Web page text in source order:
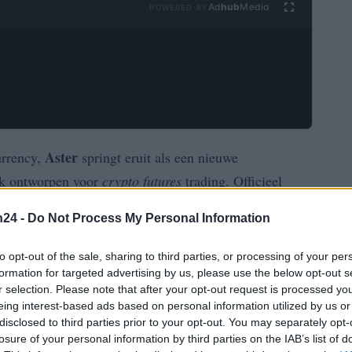
- Do Not Process My Personal Information
opt-out of the sale, sharing to third parties, or processing of your
for targeted advertising by us, please use the below opt-out
selection. Please note that after your opt-out request is processed
interest-based ads based on personal information utilized by us
to third parties prior to your opt-out. You may separately
of your personal information by third parties on the IAB’s list of
Ad hubMedia
Aster springt eruit als een nieuwe
ontworpen voor crypto futures trading. Officieel
uit de fusie van twee eerdere protocollen,
als doel een naadloze en professionele omgeving te
integreert, waaronder derivaten, spot trading en
chainfunctionaliteit.
de brede variëteit aan handelsparen, waarmee
met een verbazingwekkende limiet tot300X. Deze